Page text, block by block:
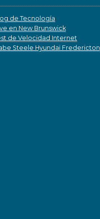
de Tecnología
en New Brunswick
de Velocidad Internet
Steele Hyundai Fredericton